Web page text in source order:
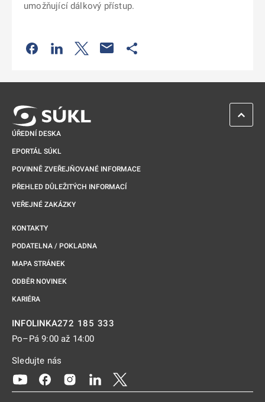
umožňující dálkový přístup.
Odkaz se otevře na nové kartě
Odkaz se otevře na nové kartě
Odkaz se otevře na nové kartě
ÚŘEDNÍ DESKA
EPORTÁL SÚKL
POVINNĚ ZVEŘEJŇOVANÉ INFORMACE
PŘEHLED DŮLEŽITÝCH INFORMACÍ
VEŘEJNÉ ZAKÁZKY
KONTAKTY
PODATELNA / POKLADNA
MAPA STRÁNEK
ODBĚR NOVINEK
KARIÉRA
INFOLINKA272 185 333
Po–Pá 9:00 až 14:00
Sledujte nás
Odkaz se otevře na nové kartě
Odkaz se otevře na nové kartě
Odkaz se otevře na nové kartě
Odkaz se otevře na nové kartě
ZPĚT